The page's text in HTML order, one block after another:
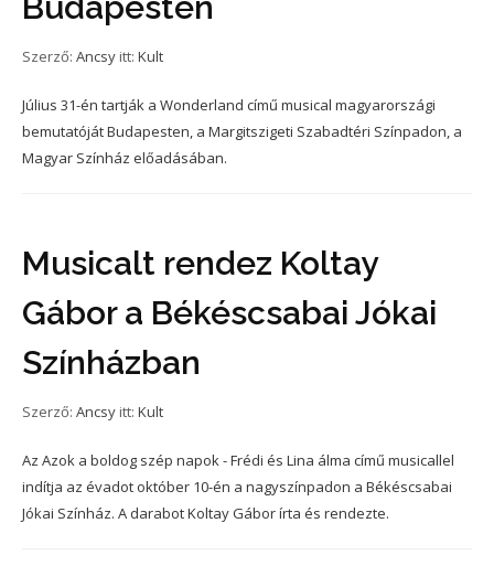
Szerző: Ancsy itt: Kult
Július 31-én tartják a Wonderland című musical magyarországi
bemutatóját Budapesten, a Margitszigeti Szabadtéri Színpadon, a
Magyar Színház előadásában.
Musicalt rendez Koltay
Gábor a Békéscsabai Jókai
Színházban
Szerző: Ancsy itt: Kult
Az Azok a boldog szép napok - Frédi és Lina álma című musicallel
indítja az évadot október 10-én a nagyszínpadon a Békéscsabai
Jókai Színház. A darabot Koltay Gábor írta és rendezte.